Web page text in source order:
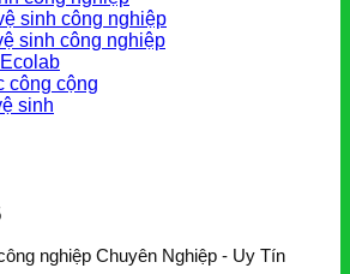
sinh công nghiệp
sinh công nghiệp
công cộng
sinh
nghiệp Chuyên Nghiệp - Uy Tín